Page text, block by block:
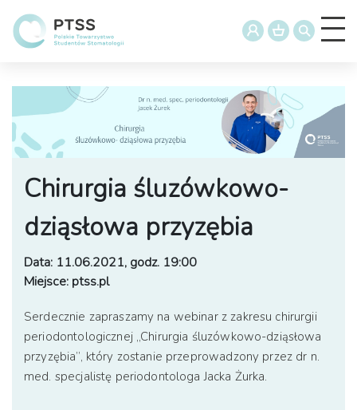
Chirurgia śluzówkowo-
dziąsłowa przyzębia
Data: 11.06.2021, godz. 19:00
Miejsce: ptss.pl
Serdecznie zapraszamy na webinar z zakresu chirurgii
periodontologicznej „Chirurgia śluzówkowo-dziąsłowa
przyzębia”, który zostanie przeprowadzony przez dr n.
med. specjalistę periodontologa Jacka Żurka.